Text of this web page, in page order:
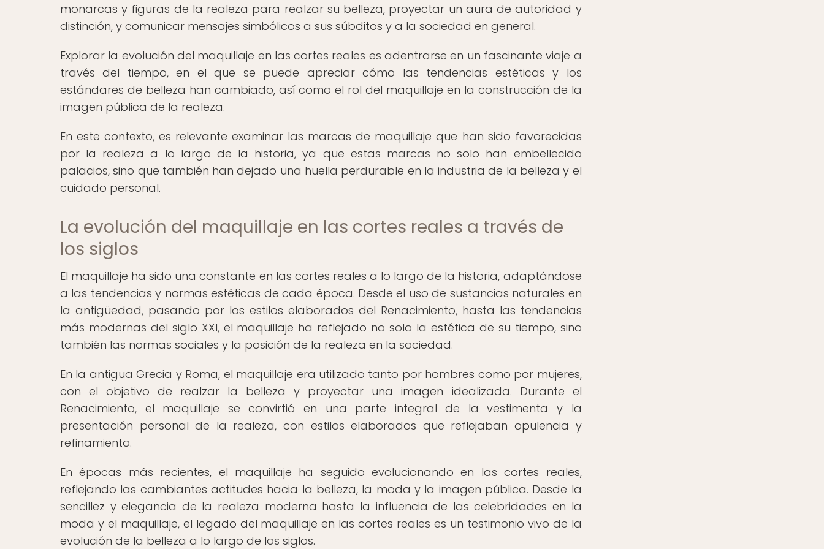
monarcas y figuras de la realeza para realzar su belleza, proyectar un aura de autoridad y
distinción, y comunicar mensajes simbólicos a sus súbditos y a la sociedad en general.
Explorar la evolución del maquillaje en las cortes reales es adentrarse en un fascinante viaje a
través del tiempo, en el que se puede apreciar cómo las tendencias estéticas y los
estándares de belleza han cambiado, así como el rol del maquillaje en la construcción de la
imagen pública de la realeza.
En este contexto, es relevante examinar las marcas de maquillaje que han sido favorecidas
por la realeza a lo largo de la historia, ya que estas marcas no solo han embellecido
palacios, sino que también han dejado una huella perdurable en la industria de la belleza y el
cuidado personal.
La evolución del maquillaje en las cortes reales a través de
los siglos
El maquillaje ha sido una constante en las cortes reales a lo largo de la historia, adaptándose
a las tendencias y normas estéticas de cada época. Desde el uso de sustancias naturales en
la antigüedad, pasando por los estilos elaborados del Renacimiento, hasta las tendencias
más modernas del siglo XXI, el maquillaje ha reflejado no solo la estética de su tiempo, sino
también las normas sociales y la posición de la realeza en la sociedad.
En la antigua Grecia y Roma, el maquillaje era utilizado tanto por hombres como por mujeres,
con el objetivo de realzar la belleza y proyectar una imagen idealizada. Durante el
Renacimiento, el maquillaje se convirtió en una parte integral de la vestimenta y la
presentación personal de la realeza, con estilos elaborados que reflejaban opulencia y
refinamiento.
En épocas más recientes, el maquillaje ha seguido evolucionando en las cortes reales,
reflejando las cambiantes actitudes hacia la belleza, la moda y la imagen pública. Desde la
sencillez y elegancia de la realeza moderna hasta la influencia de las celebridades en la
moda y el maquillaje, el legado del maquillaje en las cortes reales es un testimonio vivo de la
evolución de la belleza a lo largo de los siglos.